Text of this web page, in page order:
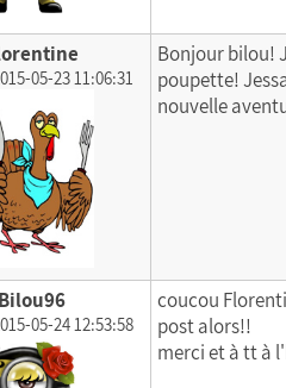
Exporter mes données
05-23 11:06:31
Bonjour bilou!
poupette!
nouvelle
Bilou96
05-24 12:53:58
coucou
post alors!!
merci et à tt à